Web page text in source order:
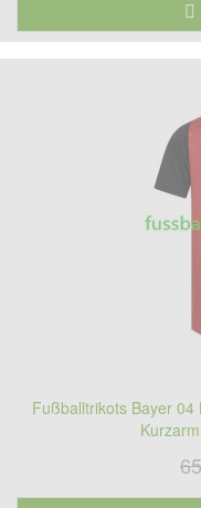
Fußballtrikots Bayer 04